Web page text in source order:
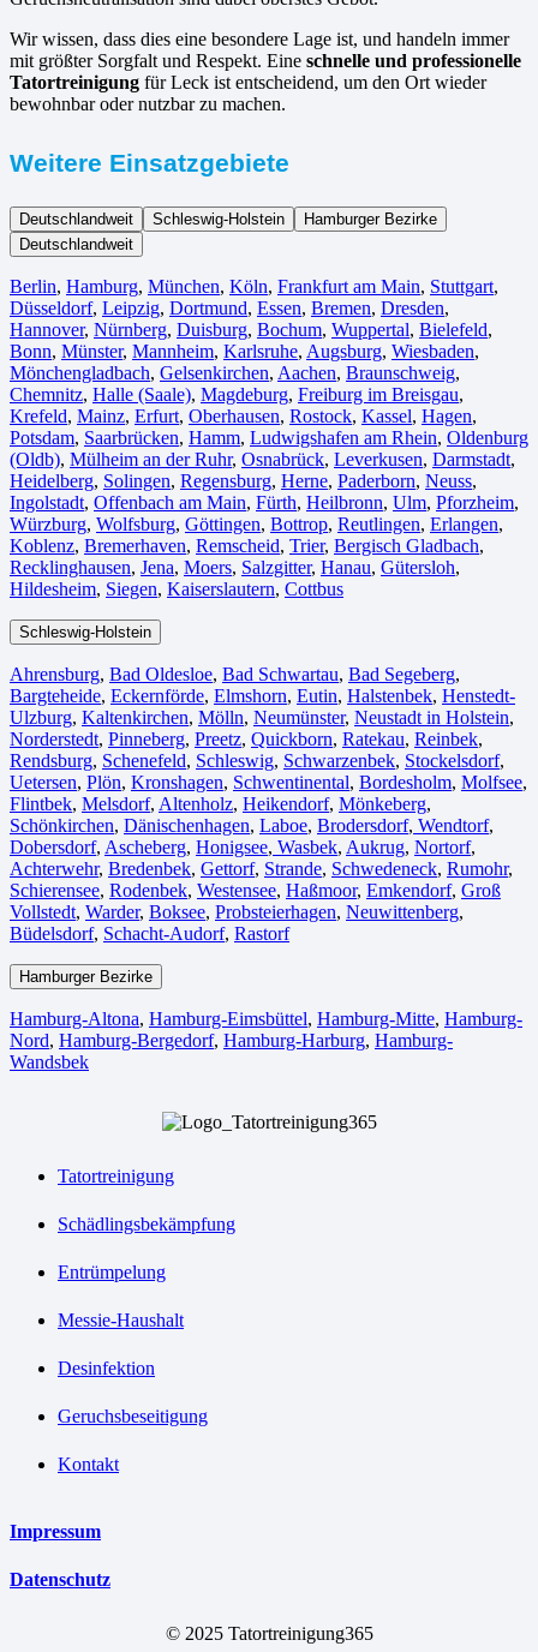
Wir wissen, dass dies eine besondere Lage ist, und handeln immer
mit größter Sorgfalt und Respekt. Eine schnelle und professionelle
Tatortreinigung für Leck ist entscheidend, um den Ort wieder
bewohnbar oder nutzbar zu machen.
Weitere Einsatzgebiete
Deutschlandweit Schleswig-Holstein
Hamburger Bezirke
Deutschlandweit
Berlin⁠, Hamburg, München, Köln⁠, Frankfurt am Main, Stuttgart,
Düsseldorf, Leipzig, Dortmund, Essen, Bremen, Dresden,
Hannover, Nürnberg, Duisburg⁠, Bochum, Wuppertal⁠, Bielefeld⁠,
Bonn⁠, Münster⁠, Mannheim, Karlsruhe, Augsburg, Wiesbaden⁠,
Mönchengladbach⁠, Gelsenkirchen⁠, Aachen⁠, Braunschweig,
Chemnitz⁠, Halle (Saale)⁠, Magdeburg, Freiburg im Breisgau⁠,
Krefeld⁠, Mainz⁠, Erfurt, Oberhausen⁠, Rostock⁠, Kassel⁠, Hagen,
Potsdam, Saarbrücken⁠, Hamm, Ludwigshafen am Rhein⁠, Oldenburg
(Oldb), Mülheim an der Ruhr, Osnabrück⁠, Leverkusen, Darmstadt⁠,
Heidelberg, Solingen, Regensburg, Herne⁠, Paderborn, Neuss,
Ingolstadt, Offenbach am Main, Fürth⁠, Heilbronn, Ulm⁠, Pforzheim,
Würzburg, Wolfsburg⁠, Göttingen, Bottrop, Reutlingen, Erlangen⁠,
Koblenz, Bremerhaven⁠, Remscheid, Trier⁠, Bergisch Gladbach,
Recklinghausen, Jena⁠, Moers⁠, Salzgitter⁠, Hanau, Gütersloh,
Hildesheim⁠, Siegen⁠, Kaiserslautern⁠, Cottbus⁠
Schleswig-Holstein
Ahrensburg, Bad Oldesloe, Bad Schwartau, Bad Segeberg,
Bargteheide, Eckernförde, Elmshorn, Eutin, Halstenbek, Henstedt-
Ulzburg, Kaltenkirchen, Mölln, Neumünster, Neustadt in Holstein,
Norderstedt, Pinneberg, Preetz, Quickborn, Ratekau, Reinbek,
Rendsburg, Schenefeld, Schleswig, Schwarzenbek, Stockelsdorf,
Uetersen, Plön, Kronshagen, Schwentinental, Bordesholm, Molfsee,
Flintbek, Melsdorf, Altenholz, Heikendorf, Mönkeberg,
Schönkirchen, Dänischenhagen, Laboe, Brodersdorf, Wendtorf,
Dobersdorf, Ascheberg, Honigsee, Wasbek, Aukrug, Nortorf,
Achterwehr, Bredenbek, Gettorf, Strande, Schwedeneck, Rumohr,
Schierensee, Rodenbek, Westensee, Haßmoor, Emkendorf, Groß
Vollstedt, Warder, Boksee, Probsteierhagen, Neuwittenberg,
Büdelsdorf, Schacht-Audorf, Rastorf
Hamburger Bezirke
Hamburg-Altona, Hamburg-Eimsbüttel, Hamburg-Mitte, Hamburg-
Nord, Hamburg-Bergedorf, Hamburg-Harburg, Hamburg-
Wandsbek
Tatortreinigung
Schädlingsbekämpfung
Entrümpelung
Messie-Haushalt
Desinfektion
Geruchsbeseitigung
Kontakt
Impressum
Datenschutz
© 2025 Tatortreinigung365